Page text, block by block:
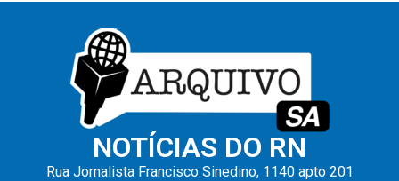
NOTÍCIAS DO RN
Rua Jornalista Francisco Sinedino, 1140 apto 201